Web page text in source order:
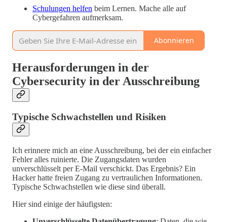
Schulungen helfen beim Lernen. Mache alle auf
Cybergefahren aufmerksam.
Abonnieren
Herausforderungen in der
Cybersecurity in der Ausschreibung
Typische Schwachstellen und Risiken
Ich erinnere mich an eine Ausschreibung, bei der ein einfacher
Fehler alles ruinierte. Die Zugangsdaten wurden
unverschlüsselt per E-Mail verschickt. Das Ergebnis? Ein
Hacker hatte freien Zugang zu vertraulichen Informationen.
Typische Schwachstellen wie diese sind überall.
Hier sind einige der häufigsten: